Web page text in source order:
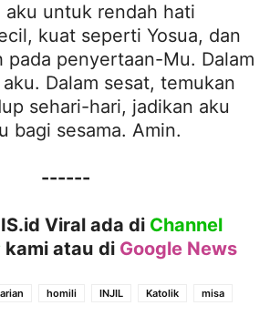
aku untuk rendah hati
kuat seperti Yosua, dan
pada penyertaan-Mu. Dalam
Dalam sesat, temukan
sehari-hari, jadikan aku
bagi sesama. Amin.
------
Viral ada di Channel
kami atau di Google News
homili INJIL Katolik
misa